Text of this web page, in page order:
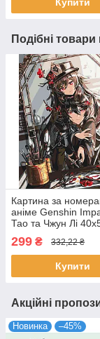
Подібні товари
Картина за
аніме Genshin
Тао та Чжун Лі
Орігамі LW3281
299 ₴ 332,22 ₴
Купити
Акційні
Новинка –45%